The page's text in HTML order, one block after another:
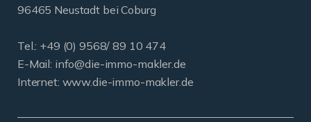
96465 Neustadt bei Coburg
Tel.: +49 (0) 9568/ 89 10 474
E-Mail: info@die-immo-makler.de
Internet: www.die-immo-makler.de